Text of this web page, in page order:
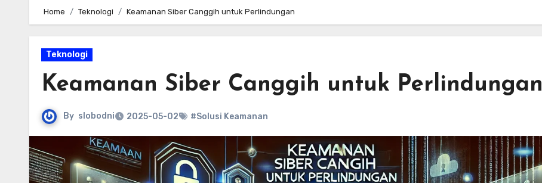
Home Teknologi Keamanan Siber Canggih untuk Perlindungan
Teknologi
Keamanan Siber Canggih untuk Perlindungan
By slobodni 2025-05-02 #Solusi Keamanan